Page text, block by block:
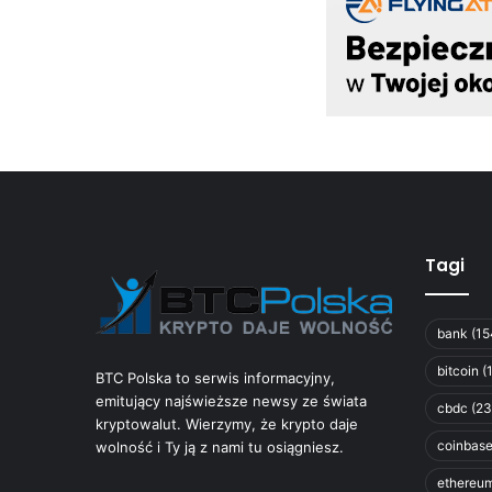
BTC Polska to serwis informacyjny,
emitujący najświeższe newsy ze świata
kryptowalut. Wierzymy, że krypto daje
wolność i Ty ją z nami tu osiągniesz.
Tagi
bank
bitcoin
cbdc
coinbase